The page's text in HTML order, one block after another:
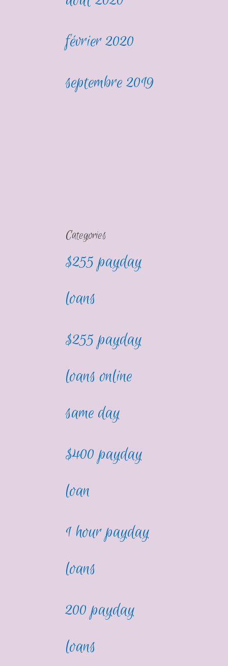
février 2020
septembre 2019
Categories
$255 payday
loans
$255 payday
loans online
same day
$400 payday
loan
1 hour payday
loans
200 payday
loans